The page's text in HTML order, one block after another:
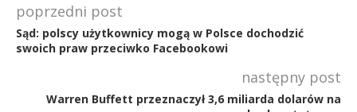
poprzedni post
Sąd: polscy użytkownicy mogą w Polsce dochodzić
swoich praw przeciwko Facebookowi
następny post
Warren Buffett przeznaczył 3,6 miliarda dolarów na